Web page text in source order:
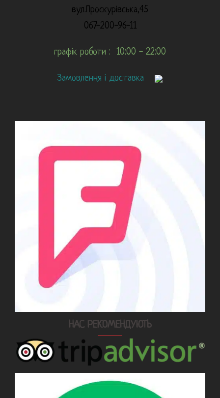
вул.Проскурівська,45
067-200-96-11
графік роботи : 10:00 - 22:00
Замовлення і доставка
НАС РЕКОМЕНДУЮТЬ